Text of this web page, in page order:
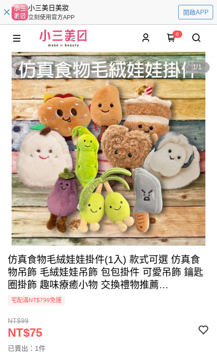
小三美日美妝
立刻使用官方APP
開啟APP
0
1/1
仿真食物毛絨娃娃掛件(1入) 款式可選 仿真食
物吊飾 毛絨娃娃吊飾 包包掛件 可愛吊飾 鑰匙
圈掛飾 趣味療癒小物 交換禮物推薦
【DS030313】
宅配滿NT$799免運
NT$99
NT$75
已賣出：1件